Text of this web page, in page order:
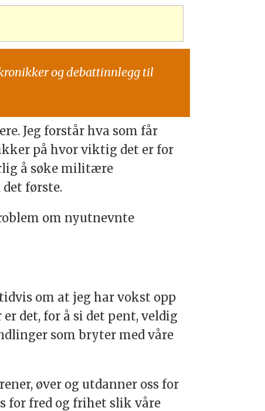
og debattinnlegg til
Jeg forstår hva som får
på hvor viktig det er for
å søke militære
første.
om nyutnevnte
om at jeg har vokst opp
det, for å si det pent, veldig
som bryter med våre
øver og utdanner oss for
for fred og frihet slik våre